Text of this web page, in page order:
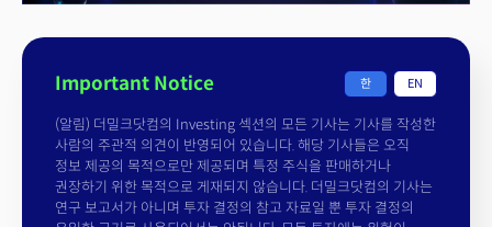
Important Notice 한 EN
(알림) 더밀크닷컴의 Investing 섹션의 모든 기사는 기사를 작성한
사람의 주관적 의견이 반영되어 있습니다. 해당 기사들은 오직
정보 제공의 목적으로만 제공되며 특정 주식을 판매하거나
권장하기 위한 목적으로 게재되지 않습니다. 더밀크닷컴의 기사는
연구 보고서가 아니며 투자 결정의 참고 자료일 뿐 투자 결정의